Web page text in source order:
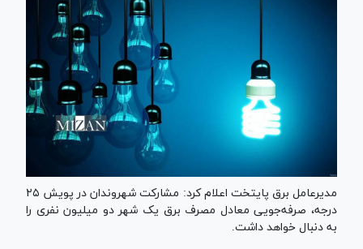
مدیرعامل برق پایتخت اعلام کرد: مشارکت شهروندان در پویش ۲۵
درجه، صرفه‌جویی معادل مصرف برق یک شهر دو میلیون نفری را
به دنبال خواهد داشت.